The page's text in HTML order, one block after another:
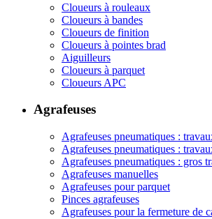
Cloueurs à rouleaux
Cloueurs à bandes
Cloueurs de finition
Cloueurs à pointes brad
Aiguilleurs
Cloueurs à parquet
Cloueurs APC
Agrafeuses
Agrafeuses pneumatiques :
Agrafeuses pneumatiques :
Agrafeuses pneumatiques : gros
Agrafeuses manuelles
Agrafeuses pour parquet
Pinces agrafeuses
Agrafeuses pour la fermeture de